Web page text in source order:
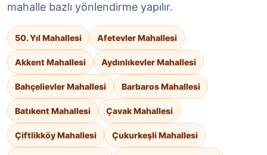
mahalle bazlı yönlendirme yapılır.
50. Yıl Mahallesi Afetevler Mahallesi
Akkent Mahallesi Aydınlıkevler Mahallesi
Bahçelievler Mahallesi Barbaros Mahallesi
Batıkent Mahallesi Çavak Mahallesi
Çiftlikköy Mahallesi Çukurkeşli Mahallesi